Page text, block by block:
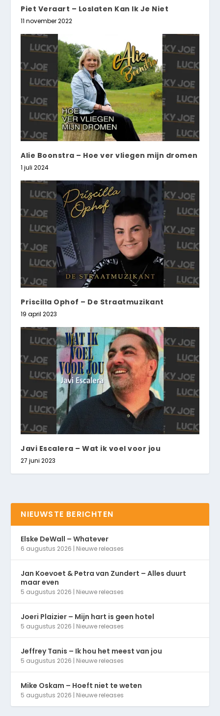
Piet Veraart – Loslaten Kan Ik Je Niet
11 november 2022
Alie Boonstra – Hoe ver vliegen mijn dromen
1 juli 2024
Priscilla Ophof – De Straatmuzikant
19 april 2023
Javi Escalera – Wat ik voel voor jou
27 juni 2023
NIEUWSTE BERICHTEN
Elske DeWall – Whatever
6 augustus 2026 | Nieuwe releases
Jan Koevoet & Petra van Zundert – Alles duurt
maar even
5 augustus 2026 | Nieuwe releases
Joeri Plaizier – Mijn hart is geen hotel
5 augustus 2026 | Nieuwe releases
Jeffrey Tanis – Ik hou het meest van jou
5 augustus 2026 | Nieuwe releases
Mike Oskam – Hoeft niet te weten
5 augustus 2026 | Nieuwe releases